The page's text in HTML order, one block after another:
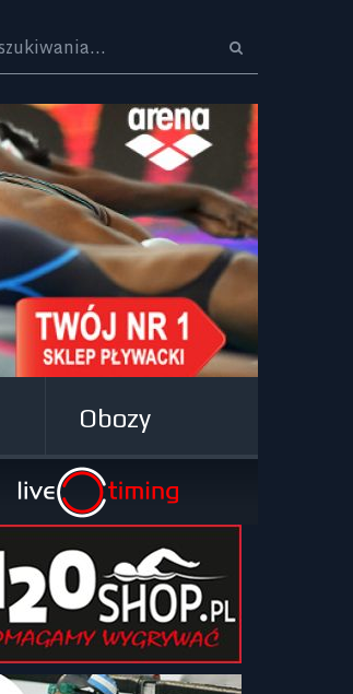
Obozy